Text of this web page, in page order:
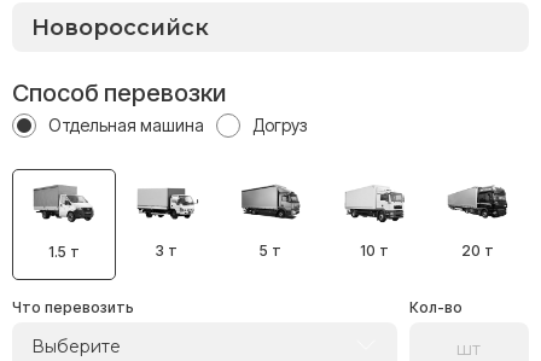
Способ перевозки
Отдельная машина Догруз
1.5 т 3 т 5 т 10 т 20 т
Что перевозить
Выберите
Кол-во